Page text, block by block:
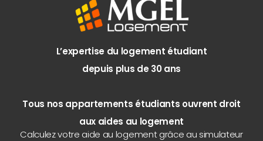
L’expertise du logement étudiant
depuis plus de 30 ans
Tous nos appartements étudiants ouvrent droit
aux aides au logement
Calculez votre aide au logement grâce au simulateur